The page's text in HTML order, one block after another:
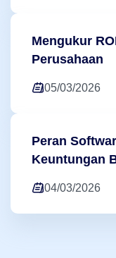
Mengukur
Perusahaan
05/03/2026
Peran
Keuntungan
04/03/2026